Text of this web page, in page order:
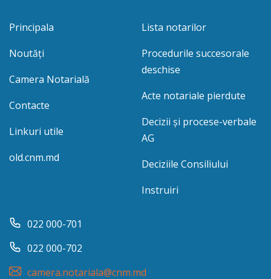
Principala
Noutăți
Camera Notarială
Contacte
Linkuri utile
old.cnm.md
Lista notarilor
Procedurile succesorale
deschise
Acte notariale pierdute
Decizii și procese-verbale
AG
Deciziile Consiliului
Instruiri
022 000-701
022 000-702
camera.notariala@cnm.md